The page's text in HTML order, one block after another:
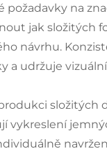
na
jak složitých
návrhu.
a udržuje
složitých
vykreslení